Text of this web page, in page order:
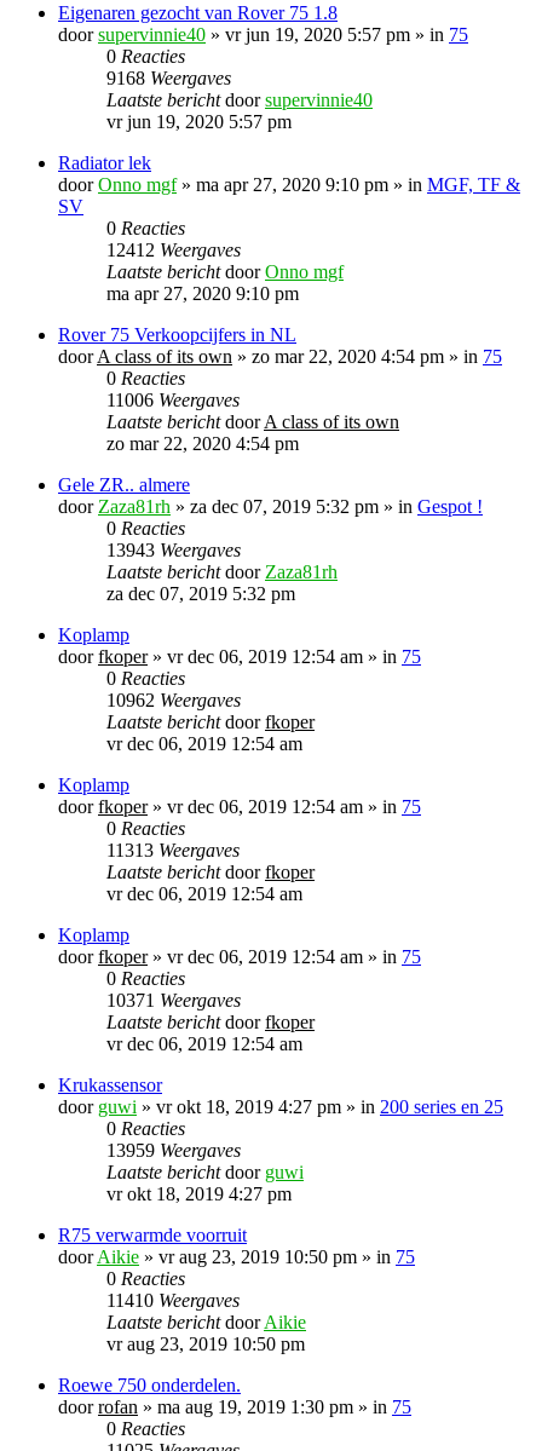
Eigenaren gezocht van Rover 75 1.8
doorsupervinnie40 » vr jun 19, 2020 5:57 pm » in 75
0 Reacties
9168 Weergaves
Laatste berichtdoorsupervinnie40
vr jun 19, 2020 5:57 pm
Radiator lek
doorOnno mgf» ma apr 27, 2020 9:10 pm » in MGF, TF &
SV
0 Reacties
12412 Weergaves
Laatste berichtdoorOnno mgf
ma apr 27, 2020 9:10 pm
Rover 75 Verkoopcijfers in NL
doorA class of its own » zo mar 22, 2020 4:54 pm » in 75
0 Reacties
11006 Weergaves
Laatste berichtdoorA class of its own
zo mar 22, 2020 4:54 pm
Gele ZR.. almere
door Zaza81rh » za dec 07, 2019 5:32 pm » in Gespot !
0 Reacties
13943 Weergaves
Laatste berichtdoor Zaza81rh
za dec 07, 2019 5:32 pm
Koplamp
doorfkoper» vr dec 06, 2019 12:54 am » in 75
0 Reacties
10962 Weergaves
Laatste berichtdoorfkoper
vr dec 06, 2019 12:54 am
Koplamp
doorfkoper» vr dec 06, 2019 12:54 am » in 75
0 Reacties
11313 Weergaves
Laatste berichtdoorfkoper
vr dec 06, 2019 12:54 am
Koplamp
doorfkoper» vr dec 06, 2019 12:54 am » in 75
0 Reacties
10371 Weergaves
Laatste berichtdoorfkoper
vr dec 06, 2019 12:54 am
Krukassensor
door guwi » vr okt 18, 2019 4:27 pm » in 200 series en 25
0 Reacties
13959 Weergaves
Laatste berichtdoor guwi
vr okt 18, 2019 4:27 pm
R75 verwarmde voorruit
doorAikie » vr aug 23, 2019 10:50 pm » in 75
0 Reacties
11410 Weergaves
Laatste berichtdoorAikie
vr aug 23, 2019 10:50 pm
Roewe 750 onderdelen.
doorrofan » ma aug 19, 2019 1:30 pm » in 75
0 Reacties